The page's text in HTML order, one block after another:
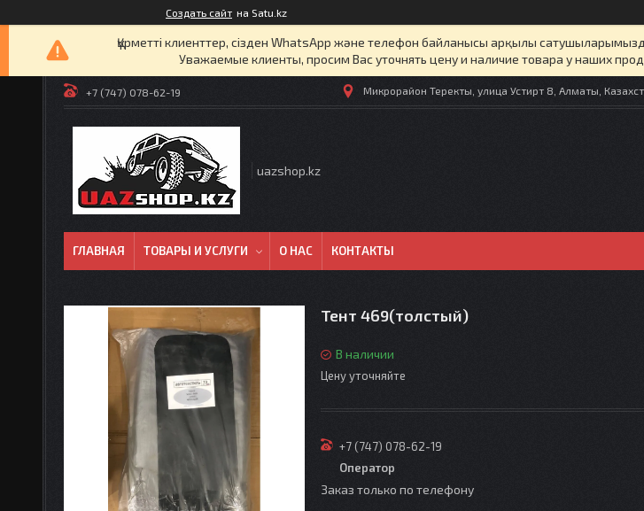
Создать сайт на Satu.kz
Құрметті клиенттер, сізден WhatsApp және телефон байланысы арқылы
Уважаемые клиенты, просим Вас уточнять цену и наличие товара у наших
+7 (747) 078-62-19 Микрорайон Теректы, улица Устирт 8, Алматы,
uazshop.kz
ГЛАВНАЯ ТОВАРЫ И УСЛУГИ О НАС КОНТАКТЫ
Тент 469(толстый)
В наличии
Цену уточняйте
+7 (747) 078-62-19
Оператор
Заказ только по телефону